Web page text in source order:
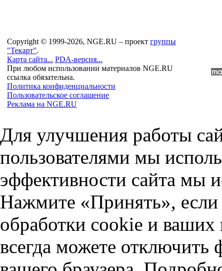
Copyright © 1999-2026, NGE.RU – проект группы
"Текарт".
Карта сайта... PDA-версия...
При любом использовании материалов NGE.RU
ссылка обязательна.
Политика конфиденциальности
Пользовательское соглашение
Реклама на NGE.RU
Для улучшения работы
пользователями мы
эффективности сайта мы
Нажмите «Принять», если
обработки cookie и
всегда можете отключить